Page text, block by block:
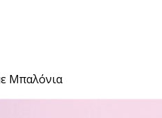
Μπαλόνια